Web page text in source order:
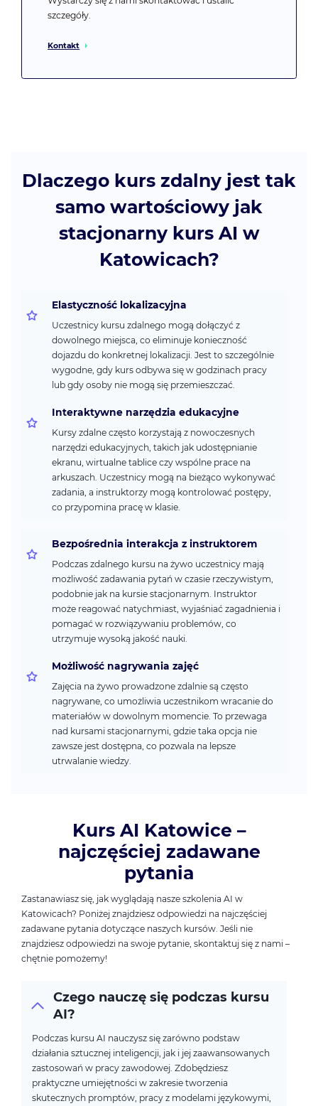
szczegóły.
Kontakt
Dlaczego kurs zdalny jest tak
samo wartościowy jak
stacjonarny kurs AI w
Katowicach?
Elastyczność lokalizacyjna
Uczestnicy kursu zdalnego mogą dołączyć z
dowolnego miejsca, co eliminuje konieczność
dojazdu do konkretnej lokalizacji. Jest to szczególnie
wygodne, gdy kurs odbywa się w godzinach pracy
lub gdy osoby nie mogą się przemieszczać.
Interaktywne narzędzia edukacyjne
Kursy zdalne często korzystają z nowoczesnych
narzędzi edukacyjnych, takich jak udostępnianie
ekranu, wirtualne tablice czy wspólne prace na
arkuszach. Uczestnicy mogą na bieżąco wykonywać
zadania, a instruktorzy mogą kontrolować postępy,
co przypomina pracę w klasie.
Bezpośrednia interakcja z instruktorem
Podczas zdalnego kursu na żywo uczestnicy mają
możliwość zadawania pytań w czasie rzeczywistym,
podobnie jak na kursie stacjonarnym. Instruktor
może reagować natychmiast, wyjaśniać zagadnienia i
pomagać w rozwiązywaniu problemów, co
utrzymuje wysoką jakość nauki.
Możliwość nagrywania zajęć
Zajęcia na żywo prowadzone zdalnie są często
nagrywane, co umożliwia uczestnikom wracanie do
materiałów w dowolnym momencie. To przewaga
nad kursami stacjonarnymi, gdzie taka opcja nie
zawsze jest dostępna, co pozwala na lepsze
utrwalanie wiedzy.
Kurs AI Katowice –
najczęściej zadawane
pytania
Zastanawiasz się, jak wyglądają nasze szkolenia AI w
Katowicach? Poniżej znajdziesz odpowiedzi na najczęściej
zadawane pytania dotyczące naszych kursów. Jeśli nie
znajdziesz odpowiedzi na swoje pytanie, skontaktuj się z nami –
chętnie pomożemy!
Czego nauczę się podczas kursu
AI?
Podczas kursu AI nauczysz się zarówno podstaw
działania sztucznej inteligencji, jak i jej zaawansowanych
zastosowań w pracy zawodowej. Zdobędziesz
praktyczne umiejętności w zakresie tworzenia
skutecznych promptów, pracy z modelami językowymi,